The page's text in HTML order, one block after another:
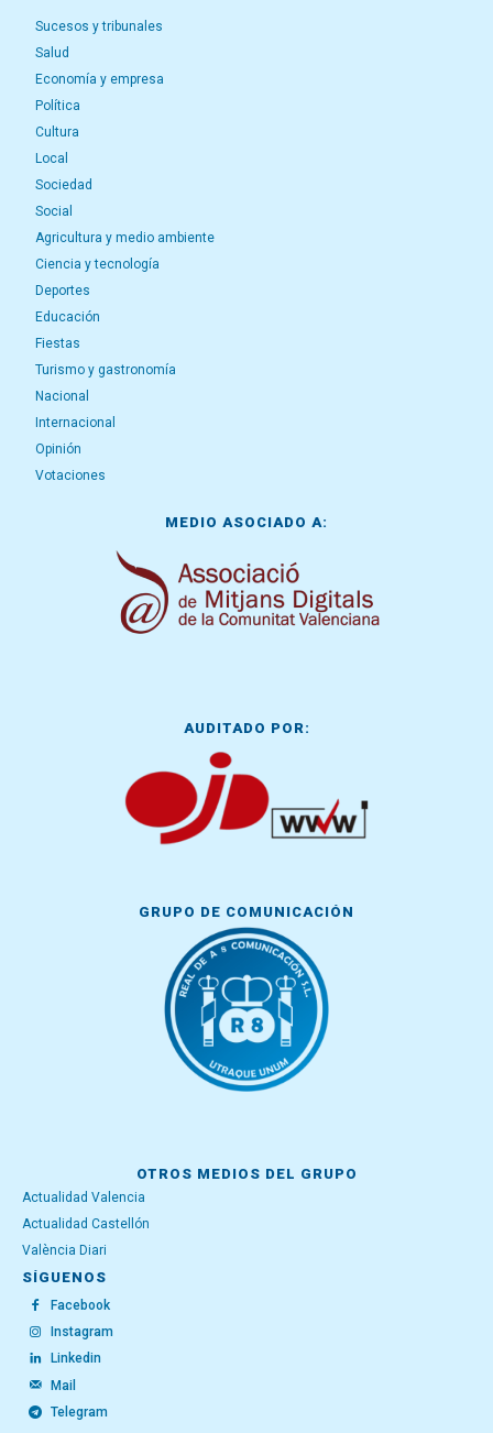
Sucesos y tribunales
Salud
Economía y empresa
Política
Cultura
Local
Sociedad
Social
Agricultura y medio ambiente
Ciencia y tecnología
Deportes
Educación
Fiestas
Turismo y gastronomía
Nacional
Internacional
Opinión
Votaciones
MEDIO ASOCIADO A:
AUDITADO POR:
GRUPO DE COMUNICACIÓN
OTROS MEDIOS DEL GRUPO
Actualidad Valencia
Actualidad Castellón
València Diari
SÍGUENOS
Facebook
Instagram
Linkedin
Mail
Telegram